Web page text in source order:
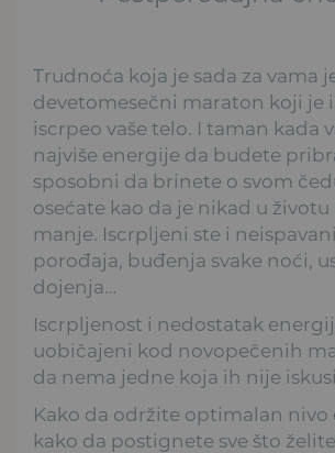
Trudnoća koja je sada za vama
devetomesečni maraton koji je
iscrpeo vaše telo. I taman kada
najviše energije da budete
sposobni da brinete o svom
osećate kao da je nikad u
manje. Iscrpljeni ste i
porođaja, buđenja svake noći,
dojenja…
Iscrpljenost i nedostatak
uobičajeni kod novopečenih
da nema jedne koja ih nije
Kako da održite optimalan nivo
kako da postignete sve što